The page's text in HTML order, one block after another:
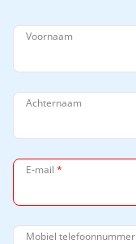
Voornaam
Achternaam
E-mail *
Mobiel telefoonnummer